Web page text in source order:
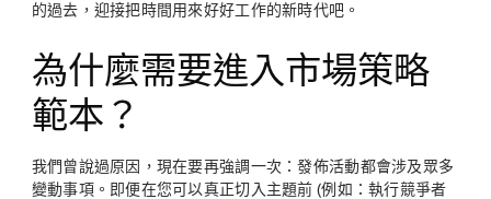
的過去，迎接把時間用來好好工作的新時代吧。
為什麼需要進入市場策略
範本？
我們曾說過原因，現在要再強調一次：發佈活動都會涉及眾多
變動事項。即便在您可以真正切入主題前 (例如：執行競爭者